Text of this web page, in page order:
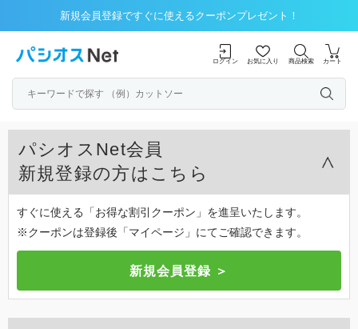
新規会員登録ですぐに使えるクーポンプレゼント！
ログイン お気に入り 商品検索 カート
パシオスNet会員
新規登録の方はこちら
すぐに使える「お得な割引クーポン」を進呈いたします。
※クーポンは登録後「マイページ」にてご確認できます。